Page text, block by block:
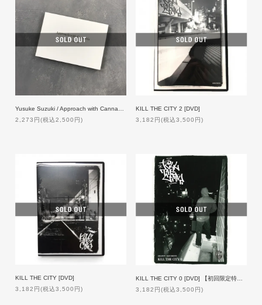
2,273円(税込2,500円)
KILL THE CITY 2 [DVD]
3,182円(税込3,500円)
KILL THE CITY [DVD]
3,182円(税込3,500円)
3,182円(税込3,500円)